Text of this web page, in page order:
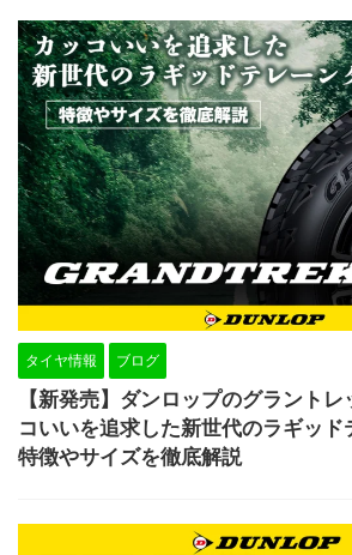
タイヤ情報 ブログ
【新発売】ダンロップのグラント
コいいを追求した新世代のラギッド
特徴やサイズを徹底解説